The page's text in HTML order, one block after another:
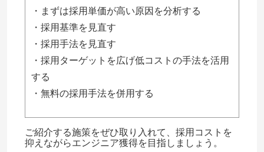
・まずは採用単価が高い原因を分析する
・採用基準を見直す
・採用手法を見直す
・採用ターゲットを広げ低コストの手法を活用
する
・無料の採用手法を併用する
ご紹介する施策をぜひ取り入れて、採用コストを
抑えながらエンジニア獲得を目指しましょう。